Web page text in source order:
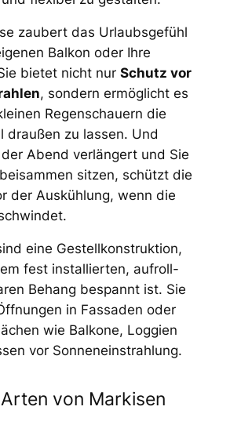
zaubert das Urlaubsgefühl
Balkon oder Ihre
bietet nicht nurSchutz vor
, sondern ermöglicht es
Regenschauern die
draußen zu lassen. Und
Abend verlängert und Sie
sitzen, schützt die
der Auskühlung, wenn die
eine Gestellkonstruktion,
fest installierten, aufroll-
Behang bespannt ist. Sie
in Fassaden oder
wie Balkone, Loggien
vor Sonneneinstrahlung.
von Markisen